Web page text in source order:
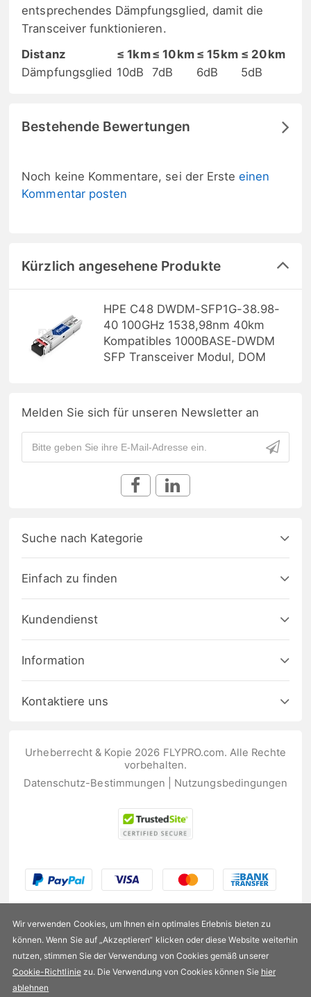
US$147,99
entsprechendes Dämpfungsglied, damit die
Transceiver funktionieren.
Distanz
≤ 1km≤ 10km ≤ 15km ≤ 20km
Dämpfungsglied 10dB 7dB 6dB 5dB
Bestehende Bewertungen
Noch keine Kommentare, sei der Ersteeinen
Kommentar posten
Kürzlich angesehene Produkte
HPE C48 DWDM-SFP1G-38.98-
40 100GHz 1538,98nm 40km
Kompatibles 1000BASE-DWDM
SFP Transceiver Modul, DOM
Melden Sie sich für unseren Newsletter an
Suche nach Kategorie
Einfach zu finden
Kundendienst
Information
Kontaktiere uns
Urheberrecht & Kopie 2026 FLYPRO.com. Alle Rechte
vorbehalten.
Datenschutz-Bestimmungen
Nutzungsbedingungen
Wir verwenden Cookies, um Ihnen ein optimales Erlebnis bieten zu
können. Wenn Sie auf „Akzeptieren“ klicken oder diese Website weiterhin
nutzen, stimmen Sie der Verwendung von Cookies gemäß unserer
Cookie-Richtliniezu. Die Verwendung von Cookies können Sie hier
ablehnen